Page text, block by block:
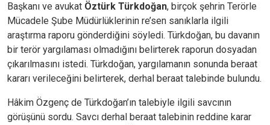
Başkanı ve avukat Öztürk Türkdoğan, birçok şehrin Terörle
Mücadele Şube Müdürlüklerinin re’sen sanıklarla ilgili
araştırma raporu gönderdiğini söyledi. Türkdoğan, bu davanın
bir terör yargılaması olmadığını belirterek raporun dosyadan
çıkarılmasını istedi. Türkdoğan, yargılamanın sonunda beraat
kararı verileceğini belirterek, derhal beraat talebinde bulundu.
Hâkim Özgenç de Türkdoğan’ın talebiyle ilgili savcının
görüşünü sordu. Savcı derhal beraat talebinin reddine karar